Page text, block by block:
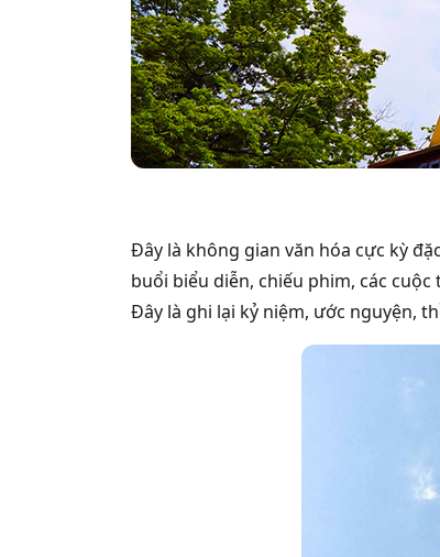
Đây là không gian văn hóa cực kỳ
buổi biểu diễn, chiếu phim, các
Đây là ghi lại kỷ niệm, ước nguyện,